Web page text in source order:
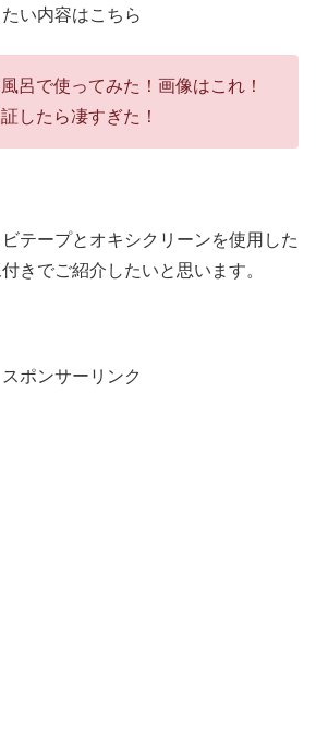
い内容はこちら
呂で使ってみた！画像はこれ！
したら凄すぎた！
テープとオキシクリーンを使用した
きでご紹介したいと思います。
スポンサーリンク